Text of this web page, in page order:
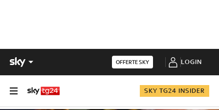
OFFERTE SKY LOGIN
SKY TG24 INSIDER